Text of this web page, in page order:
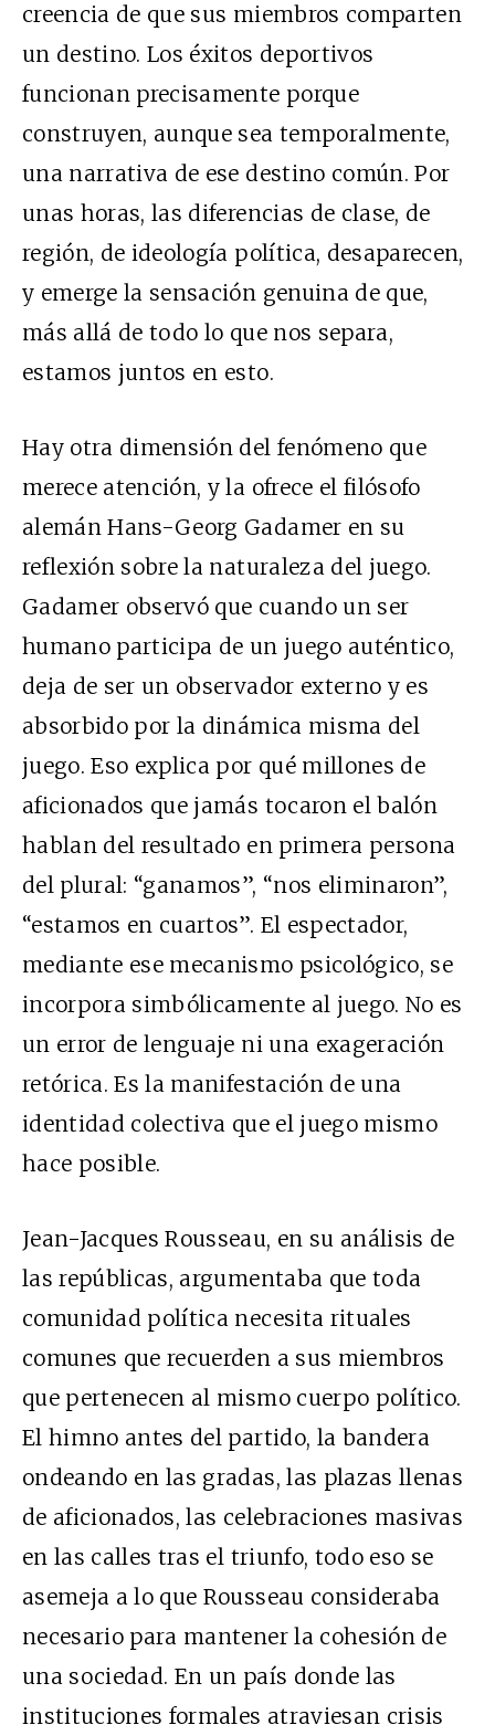
creencia de que sus miembros comparten
un destino. Los éxitos deportivos
funcionan precisamente porque
construyen, aunque sea temporalmente,
una narrativa de ese destino común. Por
unas horas, las diferencias de clase, de
región, de ideología política, desaparecen,
y emerge la sensación genuina de que,
más allá de todo lo que nos separa,
estamos juntos en esto.
Hay otra dimensión del fenómeno que
merece atención, y la ofrece el filósofo
alemán Hans-Georg Gadamer en su
reflexión sobre la naturaleza del juego.
Gadamer observó que cuando un ser
humano participa de un juego auténtico,
deja de ser un observador externo y es
absorbido por la dinámica misma del
juego. Eso explica por qué millones de
aficionados que jamás tocaron el balón
hablan del resultado en primera persona
del plural: “ganamos”, “nos eliminaron”,
“estamos en cuartos”. El espectador,
mediante ese mecanismo psicológico, se
incorpora simbólicamente al juego. No es
un error de lenguaje ni una exageración
retórica. Es la manifestación de una
identidad colectiva que el juego mismo
hace posible.
Jean-Jacques Rousseau, en su análisis de
las repúblicas, argumentaba que toda
comunidad política necesita rituales
comunes que recuerden a sus miembros
que pertenecen al mismo cuerpo político.
El himno antes del partido, la bandera
ondeando en las gradas, las plazas llenas
de aficionados, las celebraciones masivas
en las calles tras el triunfo, todo eso se
asemeja a lo que Rousseau consideraba
necesario para mantener la cohesión de
una sociedad. En un país donde las
instituciones formales atraviesan crisis